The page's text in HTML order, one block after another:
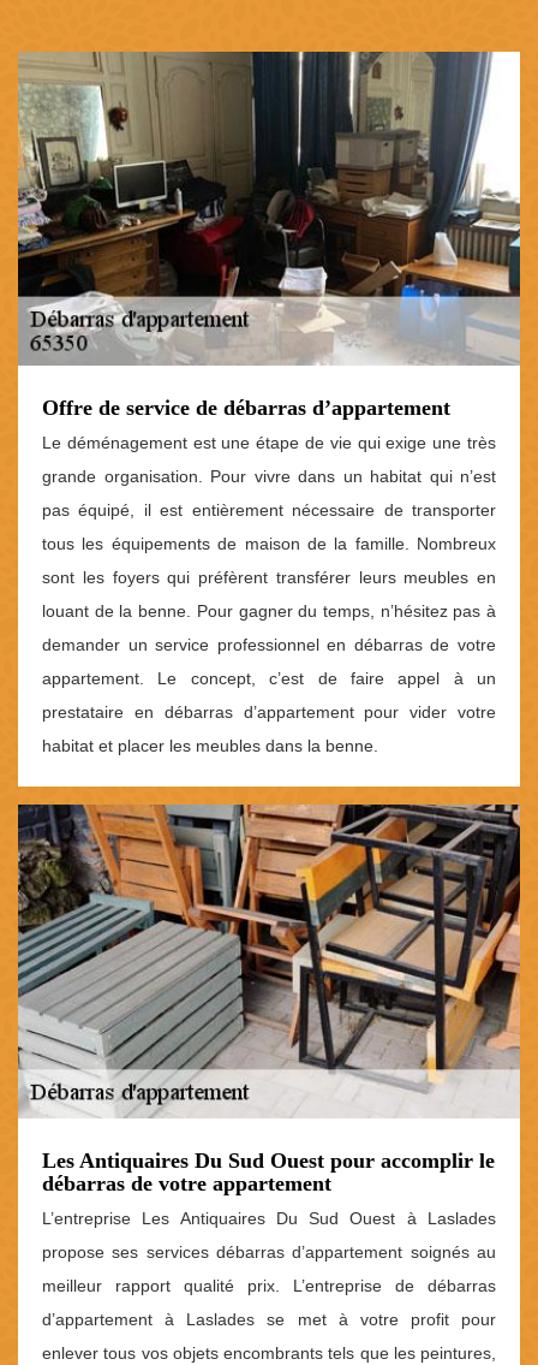
Offre de service de débarras d’appartement
Le déménagement est une étape de vie qui exige une très
grande organisation. Pour vivre dans un habitat qui n’est
pas équipé, il est entièrement nécessaire de transporter
tous les équipements de maison de la famille. Nombreux
sont les foyers qui préfèrent transférer leurs meubles en
louant de la benne. Pour gagner du temps, n’hésitez pas à
demander un service professionnel en débarras de votre
appartement. Le concept, c’est de faire appel à un
prestataire en débarras d’appartement pour vider votre
habitat et placer les meubles dans la benne.
Les Antiquaires Du Sud Ouest pour accomplir le
débarras de votre appartement
L’entreprise Les Antiquaires Du Sud Ouest à Laslades
propose ses services débarras d’appartement soignés au
meilleur rapport qualité prix. L’entreprise de débarras
d’appartement à Laslades se met à votre profit pour
enlever tous vos objets encombrants tels que les peintures,